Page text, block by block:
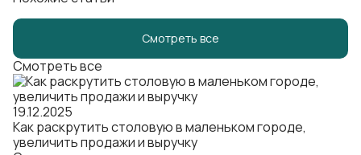
Смотреть все
Смотреть все
19.12.2025
Как раскрутить столовую в маленьком городе,
увеличить продажи и выручку